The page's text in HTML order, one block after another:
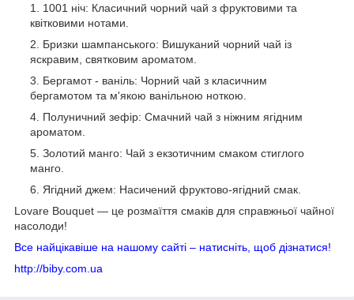
1001 ніч: Класичний чорний чай з фруктовими та
квітковими нотами.
Бризки шампанського: Вишуканий чорний чай із
яскравим, святковим ароматом.
Бергамот - ваніль: Чорний чай з класичним
бергамотом та м'якою ванільною ноткою.
Полуничний зефір: Смачний чай з ніжним ягідним
ароматом.
Золотий манго: Чай з екзотичним смаком стиглого
манго.
Ягідний джем: Насичений фруктово-ягідний смак.
Lovare Bouquet — це розмаїття смаків для справжньої чайної
насолоди!
Все найцікавіше на нашому сайті – натисніть, щоб дізнатися!
http://biby.com.ua